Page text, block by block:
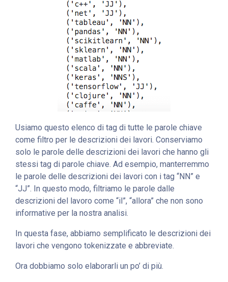
Usiamo questo elenco di tag di tutte le parole chiave
come filtro per le descrizioni dei lavori. Conserviamo
solo le parole delle descrizioni dei lavori che hanno gli
stessi tag di parole chiave. Ad esempio, manterremmo
le parole delle descrizioni dei lavori con i tag “NN” e
“JJ”. In questo modo, filtriamo le parole dalle
descrizioni del lavoro come “il”, “allora” che non sono
informative per la nostra analisi.
In questa fase, abbiamo semplificato le descrizioni dei
lavori che vengono tokenizzate e abbreviate.
Ora dobbiamo solo elaborarli un po’ di più.